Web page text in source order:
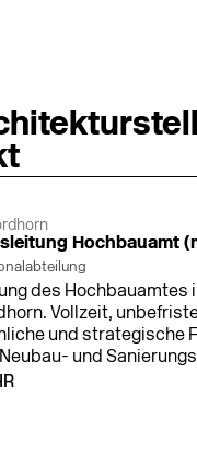
Hochbauamt
des Hochbauamtes
Vollzeit,
und strategische
und